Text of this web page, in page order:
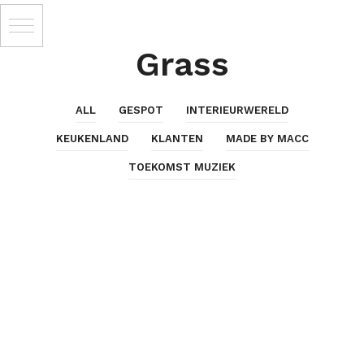
Grass
ALL GESPOT INTERIEURWERELD
KEUKENLAND KLANTEN MADE BY MACC
TOEKOMST MUZIEK